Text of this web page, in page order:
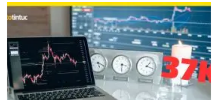
triệu đô Stablecoin bị rút khỏi các sàn giao dịch...